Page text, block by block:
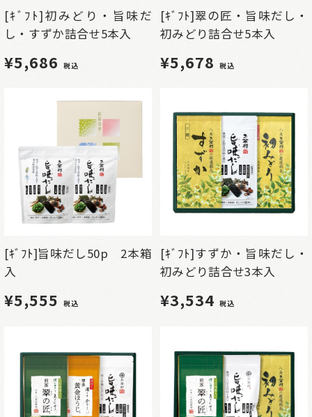
[ｷﾞﾌﾄ]初みどり・旨味だ
し・すずか詰合せ5本入
¥5,686 税込
[ｷﾞﾌﾄ]翠の匠・旨味だし・
初みどり詰合せ5本入
¥5,678 税込
[ｷﾞﾌﾄ]旨味だし50p 2本箱
入
¥5,555 税込
[ｷﾞﾌﾄ]すずか・旨味だし・
初みどり詰合せ3本入
¥3,534 税込